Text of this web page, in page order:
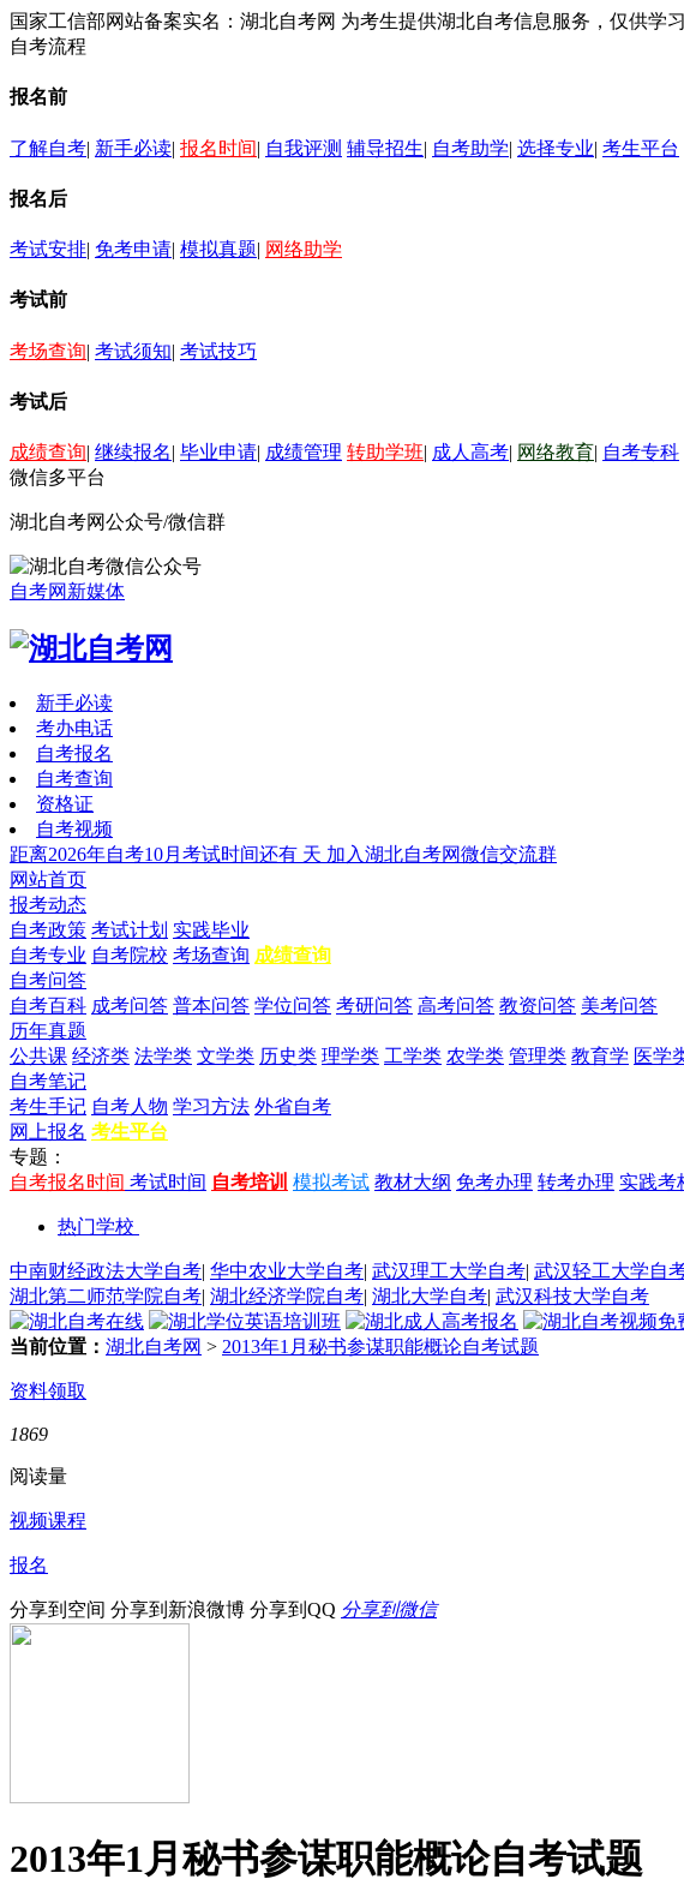
国家工信部网站备案实名：湖北自考网 为考生提供湖北自考信息服务，仅供学
自考流程
报名前
了解自考| 新手必读| 报名时间| 自我评测 辅导招生| 自考助学| 选择专业| 考生平台
报名后
考试安排| 免考申请| 模拟真题| 网络助学
考试前
考场查询| 考试须知| 考试技巧
考试后
成绩查询| 继续报名| 毕业申请| 成绩管理 转助学班| 成人高考| 网络教育| 自考专科
微信多平台
湖北自考网公众号/微信群
自考网新媒体
新手必读
考办电话
自考报名
自考查询
资格证
自考视频
距离2026年自考10月考试时间还有 天 加入湖北自考网微信交流群
网站首页
报考动态
自考政策 考试计划 实践毕业
自考专业 自考院校 考场查询 成绩查询
自考问答
自考百科 成考问答 普本问答 学位问答 考研问答 高考问答 教资问答 美考问答
历年真题
公共课 经济类 法学类 文学类 历史类 理学类 工学类 农学类 管理类 教育学 医学
自考笔记
考生手记 自考人物 学习方法 外省自考
网上报名 考生平台
专题：
自考报名时间 考试时间 自考培训 模拟考试 教材大纲 免考办理 转考办理 实践考
热门学校
中南财经政法大学自考| 华中农业大学自考| 武汉理工大学自考| 武汉轻工大学自
湖北第二师范学院自考| 湖北经济学院自考| 湖北大学自考| 武汉科技大学自考
当前位置： 湖北自考网 > 2013年1月秘书参谋职能概论自考试题
资料领取
1869
阅读量
视频课程
报名
分享到空间 分享到新浪微博 分享到QQ 分享到微信
2013年1月秘书参谋职能概论自考试题